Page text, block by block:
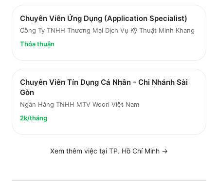
Chuyên Viên Ứng Dụng (Application Specialist)
Công Ty TNHH Thương Mại Dịch Vụ Kỹ Thuật Minh Khang
Thỏa thuận
Chuyên Viên Tín Dụng Cá Nhân - Chi Nhánh Sài
Gòn
Ngân Hàng TNHH MTV Woori Việt Nam
2k/tháng
Xem thêm việc tại TP. Hồ Chí Minh →